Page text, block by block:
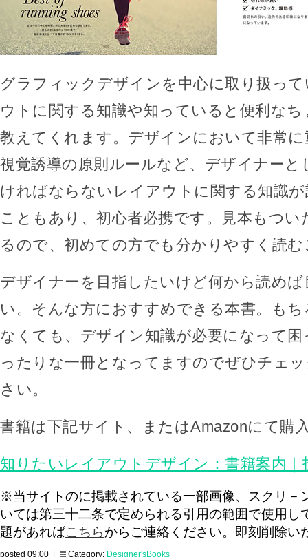
グラフィックデザインを中心に取り扱っ
ウトに関する知識や知っていると便利な
教えてくれます。デザインにおいて非常に
視覚誘導の原則ルールなど、デザイナー
ければならないレイアウトに関する知識
こともあり、初心者必携です。見本もつい
るので、初めての方でも分かりやすく読
デザイナーを目指したいけど何から読め
い。そんな方におすすめできる本書。も
なくても、デザイン知識が必要になって
ったりな一冊となってますのでぜひチェ
さい。
書籍は下記サイト、またはAmazonにて購
知りたいレイアウトデザイン：書籍案内｜
※当サイトのに掲載されている一部画像、スクリ－
いては第三十二条で定められる引用の範囲で使用し
題があればこちらからご連絡ください。即刻削除い
posted 09:00 | Category: Designer'sBooks